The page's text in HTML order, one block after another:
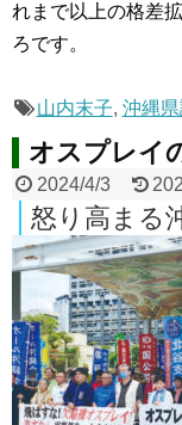
れまで以上の格差
ろです。
山内末子, 沖縄
オスプレイ
2024/4/3
怒り高まる